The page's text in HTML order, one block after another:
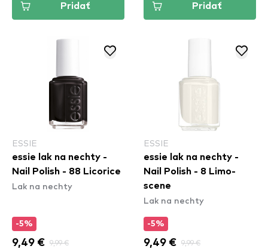
Pridať Pridať
ESSIE
essie lak na nechty -
Nail Polish - 88 Licorice
Lak na nechty
-5%
9,49 € 9,99 €
ESSIE
essie lak na nechty -
Nail Polish - 8 Limo-
scene
Lak na nechty
-5%
9,49 € 9,99 €